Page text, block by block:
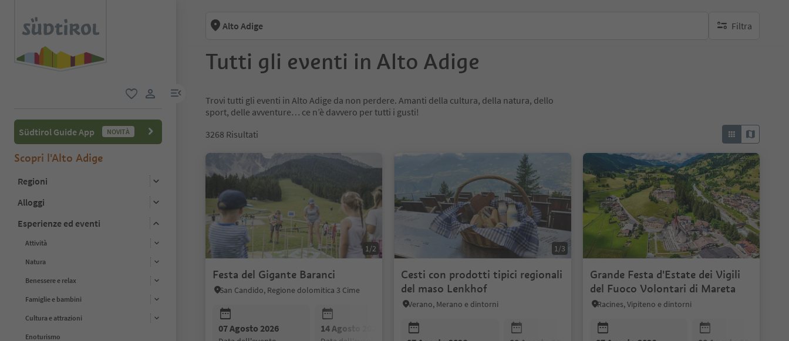
menu link
Südtirol Guide App NOVITÀ
Scopri l'Alto Adige
Regioni
Alloggi
Esperienze ed eventi
Attività
Natura
Benessere e relax
Famiglie e bambini
Cultura e attrazioni
Enoturismo
Alto Adige Filtra
nessun filtro attivo
Tutti gli eventi in Alto Adige
Trovi tutti gli eventi in Alto Adige da non perdere. Amanti della cultura, della natura, dello
sport, delle avventure… ce n’è davvero per tutti i gusti!
3268 Risultati
1/2
Festa del Gigante Baranci
San Candido, Regione dolomitica 3 Cime
07 Agosto 2026 14 Agosto 2026 04 Settembre 2026
1/3
Cesti con prodotti tipici regionali
del maso Lenkhof
Verano, Merano e dintorni
Grande Festa d'Estate dei Vigili
del Fuoco Volontari di Mareta
Racines, Vipiteno e dintorni